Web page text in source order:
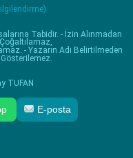
Tabidir. - İzin Alınmadan
- Yazarın Adı Belirtilmeden
Gösterilemez.
TUFAN
E-posta